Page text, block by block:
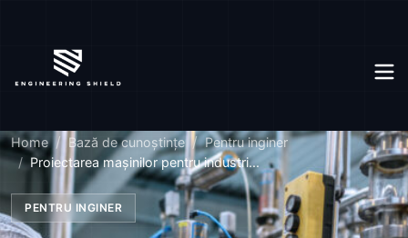
Home Bază de cunoștințe
Pentru inginer
Proiectarea mașinilor pentru industri...
PENTRU INGINER